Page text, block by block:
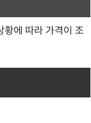
황에 따라 가격이 조